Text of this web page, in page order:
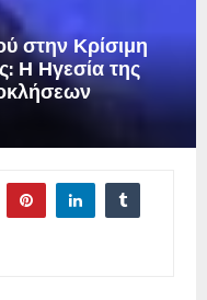
στην Κρίσιμη
Η Ηγεσία της